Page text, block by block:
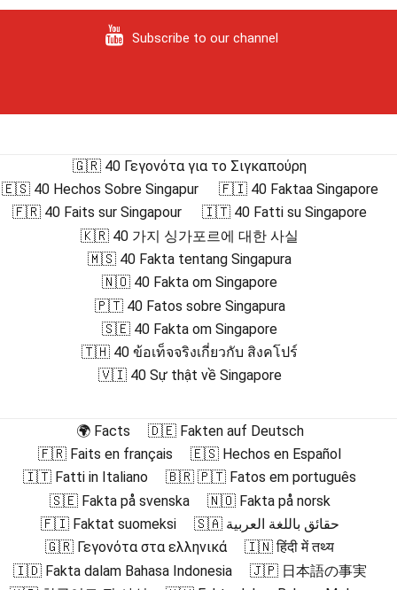
Subscribe to our channel
🇬🇷 40 Γεγονότα για το Σιγκαπούρη
🇪🇸 40 Hechos Sobre Singapur
🇫🇮 40 Faktaa Singapore
🇫🇷 40 Faits sur Singapour
🇮🇹 40 Fatti su Singapore
🇰🇷 40 가지 싱가포르에 대한 사실
🇲🇸 40 Fakta tentang Singapura
🇳🇴 40 Fakta om Singapore
🇵🇹 40 Fatos sobre Singapura
🇸🇪 40 Fakta om Singapore
🇹🇭 40 ข้อเท็จจริงเกี่ยวกับ สิงคโปร์
🇻🇮 40 Sự thật về Singapore
🌍 Facts
🇩🇪 Fakten auf Deutsch
🇫🇷 Faits en français
🇪🇸 Hechos en Español
🇮🇹 Fatti in Italiano
🇧🇷 🇵🇹 Fatos em português
🇸🇪 Fakta på svenska
🇳🇴 Fakta på norsk
🇫🇮 Faktat suomeksi
🇸🇦 حقائق باللغة العربية
🇬🇷 Γεγονότα στα ελληνικά
🇮🇳 हिंदी में तथ्य
🇮🇩 Fakta dalam Bahasa Indonesia
🇯🇵 日本語の事実